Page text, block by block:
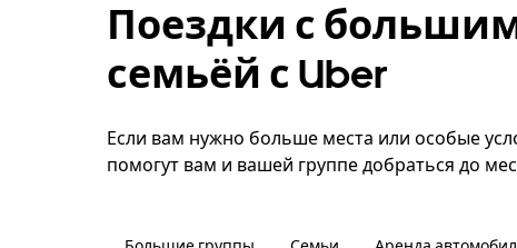
Поездки с
семьёй с Uber
Если вам нужно больше места или особые
помогут вам и вашей группе добраться до